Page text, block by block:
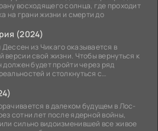
восходящего солнца, где проходит
на грани жизни и смерти до
(2024)
из Чикаго оказывается в
версии свой жизни. Чтобы вернуться к
должен будет пройти через ряд
и столкнуться с
в далеком будущем в Лос-
сотни лет после ядерной войны,
сильно видоизменившей все живое